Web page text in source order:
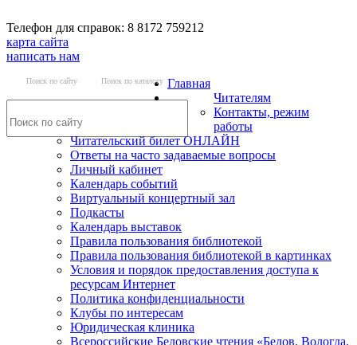
Телефон для справок: 8 8172 759212
карта сайта
написать нам
Поиск по сайту Поиск по каталогу Главная
Читателям
Контакты, режим
работы
Читательский билет ОНЛАЙН
Ответы на часто задаваемые вопросы
Личный кабинет
Календарь событий
Виртуальный концертный зал
Подкасты
Календарь выставок
Правила пользования библиотекой
Правила пользования библиотекой в картинках
Условия и порядок предоставления доступа к
ресурсам Интернет
Политика конфиденциальности
Клубы по интересам
Юридическая клиника
Всероссийские Беловские чтения «Белов. Вологда.